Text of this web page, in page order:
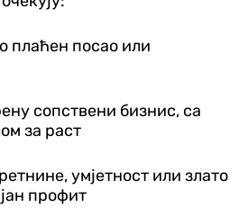
плаћен посао или
сопствени бизнис, са
за раст
умјетност или злато
профит